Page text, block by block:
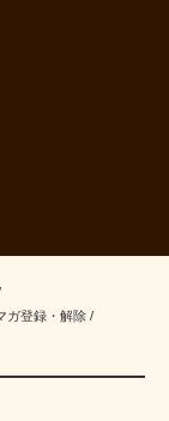
ガ登録・解除 /